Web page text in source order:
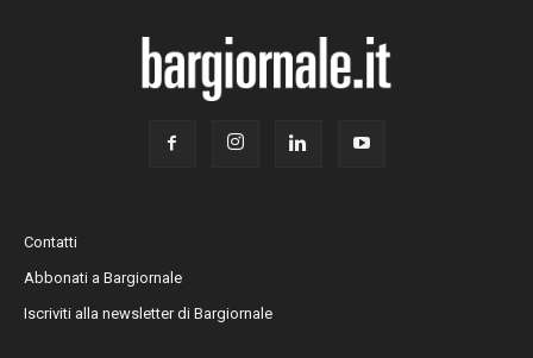
Contatti
Abbonati a Bargiornale
Iscriviti alla newsletter di Bargiornale